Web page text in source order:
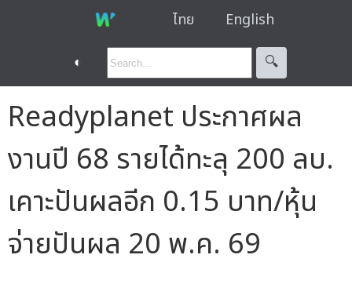
ไทย English
◐ 🔍︎
Readyplanet ประกาศผล
งานปี 68 รายได้ทะลุ 200 ลบ.
เคาะปันผลอีก 0.15 บาท/หุ้น
จ่ายปันผล 20 พ.ค. 69